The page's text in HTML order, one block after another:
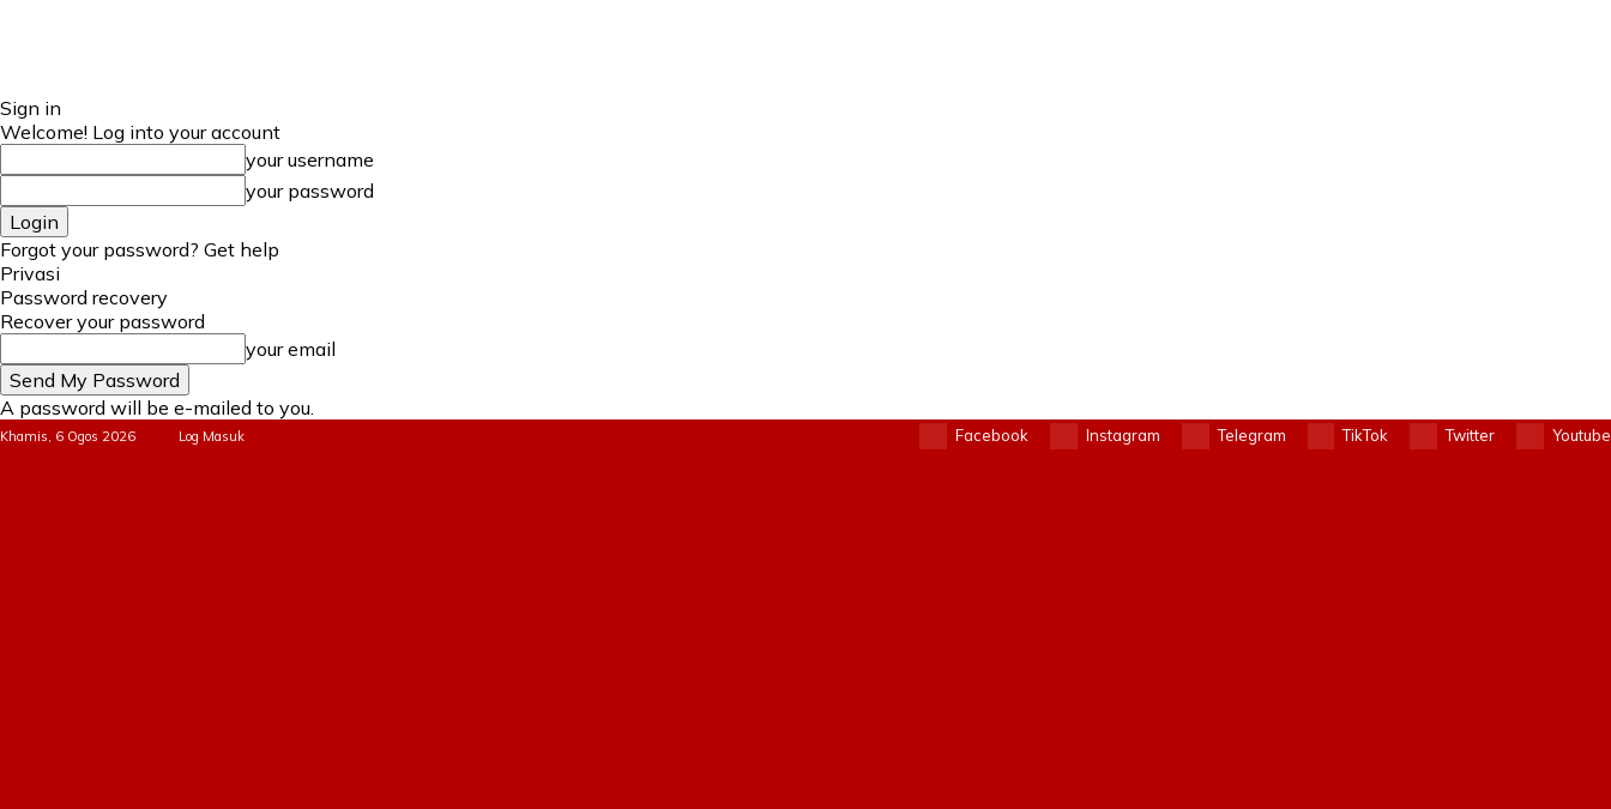
Sign in
Welcome! Log into your account
your username
your password
Forgot your password? Get help
Privasi
Password recovery
Recover your password
your email
A password will be e-mailed to you.
Khamis, 6 Ogos 2026 Log Masuk Facebook Instagram Telegram TikTok Twitter Youtube